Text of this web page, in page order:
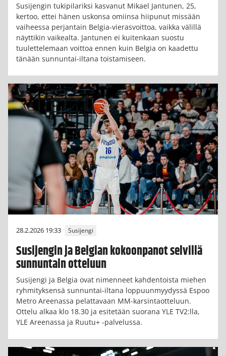
Susijengin tukipilariksi kasvanut Mikael Jantunen, 25,
kertoo, ettei hänen uskonsa omiinsa hiipunut missään
vaiheessa perjantain Belgia-vierasvoittoa, vaikka välillä
näyttikin vaikealta. Jantunen ei kuitenkaan suostu
tuulettelemaan voittoa ennen kuin Belgia on kaadettu
tänään sunnuntai-iltana toistamiseen.
28.2.2026 19:33 Susijengi
Susijengin ja Belgian kokoonpanot selvillä
sunnuntain otteluun
Susijengi ja Belgia ovat nimenneet kahdentoista miehen
ryhmityksensä sunnuntai-iltana loppuunmyydyssä Espoo
Metro Areenassa pelattavaan MM-karsintaotteluun.
Ottelu alkaa klo 18.30 ja esitetään suorana YLE TV2:lla,
YLE Areenassa ja Ruutu+ -palvelussa.